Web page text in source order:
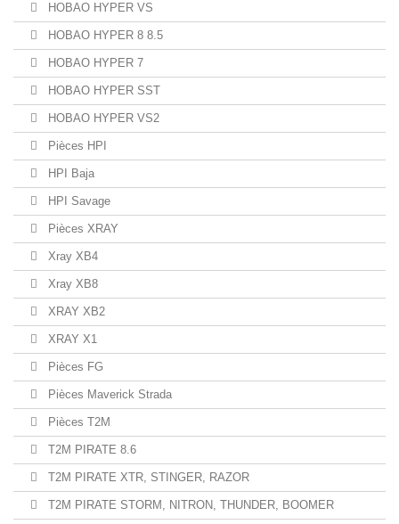
HOBAO HYPER VS
HOBAO HYPER 8 8.5
HOBAO HYPER 7
HOBAO HYPER SST
HOBAO HYPER VS2
Pièces HPI
HPI Baja
HPI Savage
Pièces XRAY
Xray XB4
Xray XB8
XRAY XB2
XRAY X1
Pièces FG
Pièces Maverick Strada
Pièces T2M
T2M PIRATE 8.6
T2M PIRATE XTR, STINGER, RAZOR
T2M PIRATE STORM, NITRON, THUNDER, BOOMER